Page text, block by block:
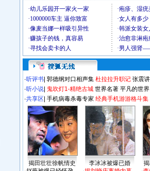
·听评书 郭德纲对口相声集 杜拉拉升职记 张震
·听小说 鬼吹灯1-精绝古城 世界名著 平凡的世界
·共享区 手机病毒杀毒专家 经典手机游游格斗集
揭田壮壮徐帆情史 李冰冰被爆已婚